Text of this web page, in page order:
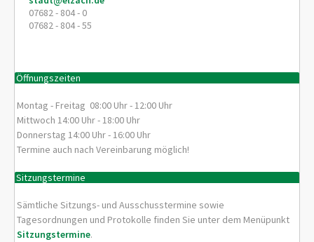
07682 - 804 - 0
07682 - 804 - 55
Öffnungszeiten
Montag - Freitag 08:00 Uhr - 12:00 Uhr
Mittwoch 14:00 Uhr - 18:00 Uhr
Donnerstag 14:00 Uhr - 16:00 Uhr
Termine auch nach Vereinbarung möglich!
Sitzungstermine
Sämtliche Sitzungs- und Ausschusstermine sowie
Tagesordnungen und Protokolle finden Sie unter dem Menüpunkt
Sitzungstermine.